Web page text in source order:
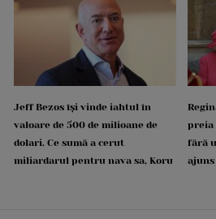
Jeff Bezos își vinde iahtul în
valoare de 500 de milioane de
dolari. Ce sumă a cerut
miliardarul pentru nava sa, Koru
preia
fără
ajuns